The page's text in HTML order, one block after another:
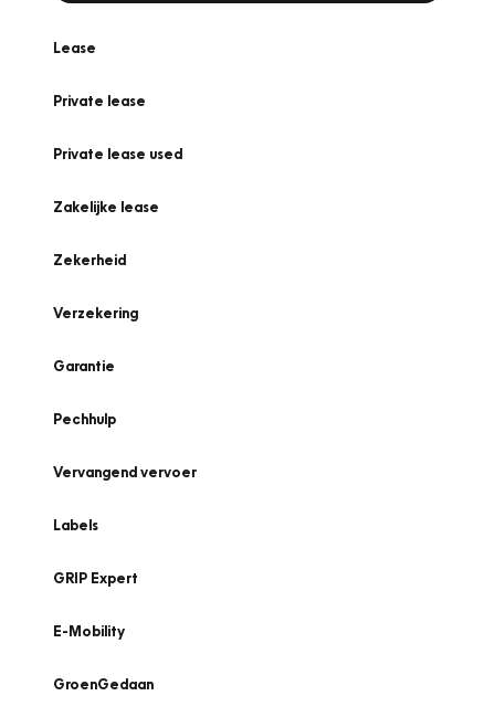
Lease
Private lease
Private lease used
Zakelijke lease
Zekerheid
Verzekering
Garantie
Pechhulp
Vervangend vervoer
Labels
GRIP Expert
E-Mobility
GroenGedaan